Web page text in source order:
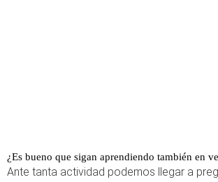
¿Es bueno que sigan aprendiendo también en
Ante tanta actividad podemos llegar a